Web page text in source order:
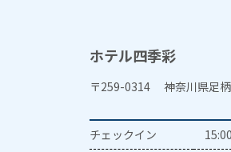
ホテル四季彩
〒259-0314 神奈川県足柄
チェックイン